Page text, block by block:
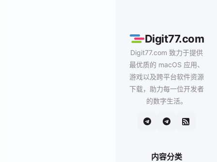
Digit77.com
Digit77.com 致力于提供
最优质的 macOS 应用、
游戏以及跨平台软件资源
下载，助力每一位开发者
的数字生活。
内容分类